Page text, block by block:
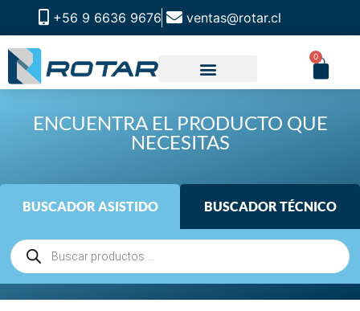
+56 9 6636 9676 ventas@rotar.cl
0
ENCUENTRA EL PRODUCTO QUE
NECESITAS
BUSCADOR ASISTIDO BUSCADOR TÉCNICO